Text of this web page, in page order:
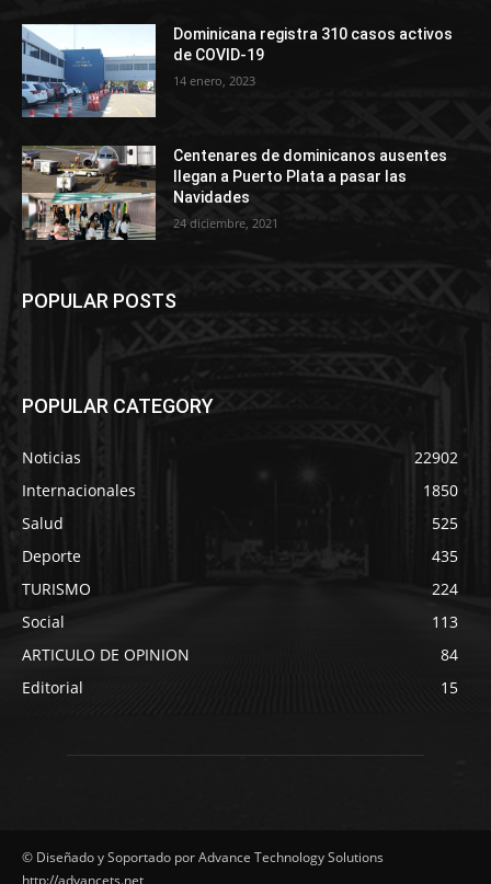
Dominicana registra 310 casos activos
de COVID-19
14 enero, 2023
Centenares de dominicanos ausentes
llegan a Puerto Plata a pasar las
Navidades
24 diciembre, 2021
POPULAR POSTS
POPULAR CATEGORY
Noticias
22902
Internacionales
1850
Salud
525
Deporte
435
TURISMO
224
Social
113
ARTICULO DE OPINION
84
Editorial
15
© Diseñado y Soportado por Advance Technology Solutions
http://advancets.net